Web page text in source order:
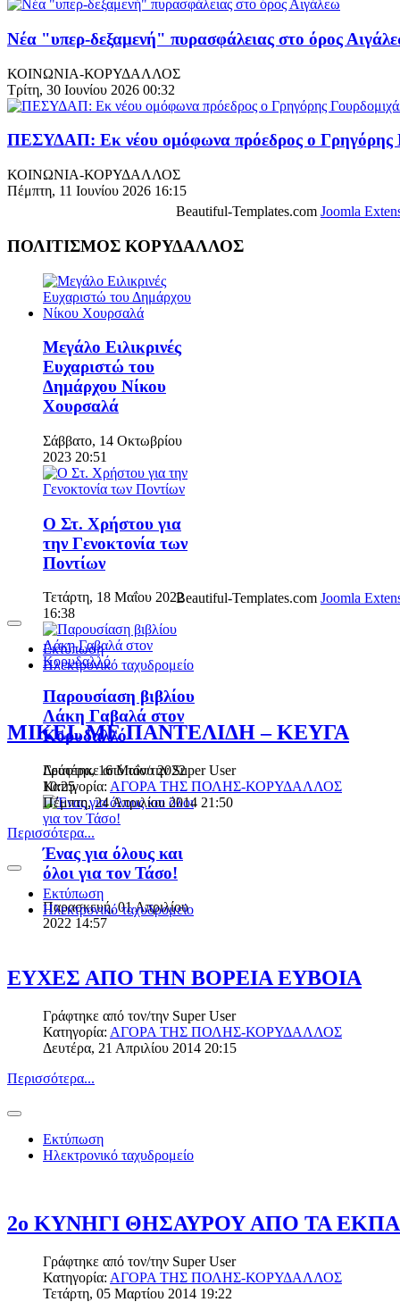
Νέα "υπερ-δεξαμενή" πυρασφάλειας στο όρος
ΚΟΙΝΩΝΙΑ-ΚΟΡΥΔΑΛΛΟΣ
Τρίτη, 30 Ιουνίου 2026 00:32
ΠΕΣΥΔΑΠ: Εκ νέου ομόφωνα πρόεδρος ο Γρηγόρης
ΚΟΙΝΩΝΙΑ-ΚΟΡΥΔΑΛΛΟΣ
Πέμπτη, 11 Ιουνίου 2026 16:15
Beautiful-Templates.com Joomla
ΠΟΛΙΤΙΣΜΟΣ ΚΟΡΥΔΑΛΛΟΣ
Μεγάλο Ειλικρινές
Ευχαριστώ του
Δημάρχου Νίκου
Χουρσαλά
Σάββατο, 14 Οκτωβρίου
2023 20:51
Ο Στ. Χρήστου για
την Γενοκτονία των
Ποντίων
Τετάρτη, 18 Μαΐου 2022
16:38
Παρουσίαση βιβλίου
Λάκη Γαβαλά στον
Κορυδαλλό
Δευτέρα, 16 Μαΐου 2022
10:25
Ένας για όλους και
όλοι για τον Τάσο!
Παρασκευή, 01 Απριλίου
2022 14:57
Beautiful-Templates.com Joomla
Εκτύπωση
Ηλεκτρονικό ταχυδρομείο
MIKEL ΜΕ ΠΑΝΤΕΛΙΔΗ – ΚΕΥΓΑ
Γράφτηκε από τον/τηνSuper User
Κατηγορία: ΑΓΟΡΑ ΤΗΣ ΠΟΛΗΣ-ΚΟΡΥΔΑΛΛΟΣ
Πέμπτη, 24 Απριλίου 2014 21:50
Περισσότερα...
Εκτύπωση
Ηλεκτρονικό ταχυδρομείο
ΕΥΧΕΣ ΑΠΟ ΤΗΝ ΒΟΡΕΙΑ ΕΥΒΟΙΑ
Γράφτηκε από τον/την Super User
Κατηγορία: ΑΓΟΡΑ ΤΗΣ ΠΟΛΗΣ-ΚΟΡΥΔΑΛΛΟΣ
Δευτέρα, 21 Απριλίου 2014 20:15
Περισσότερα...
Εκτύπωση
Ηλεκτρονικό ταχυδρομείο
2ο ΚΥΝΗΓΙ ΘΗΣΑΥΡΟΥ ΑΠΟ ΤΑ
Γράφτηκε από τον/την Super User
Κατηγορία: ΑΓΟΡΑ ΤΗΣ ΠΟΛΗΣ-ΚΟΡΥΔΑΛΛΟΣ
Τετάρτη, 05 Μαρτίου 2014 19:22